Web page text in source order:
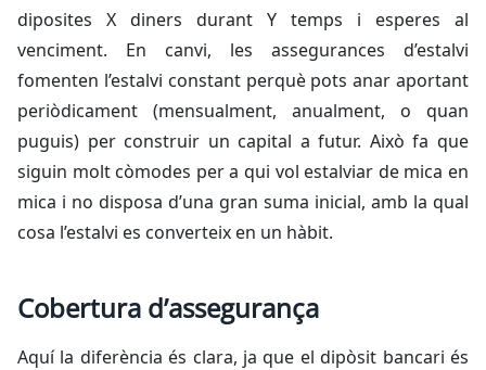
diposites X diners durant Y temps i esperes al
venciment. En canvi, les assegurances d’estalvi
fomenten l’estalvi constant perquè pots anar aportant
periòdicament (mensualment, anualment, o quan
puguis) per construir un capital a futur. Això fa que
siguin molt còmodes per a qui vol estalviar de mica en
mica i no disposa d’una gran suma inicial, amb la qual
cosa l’estalvi es converteix en un hàbit.
Cobertura d’assegurança
Aquí la diferència és clara, ja que el dipòsit bancari és